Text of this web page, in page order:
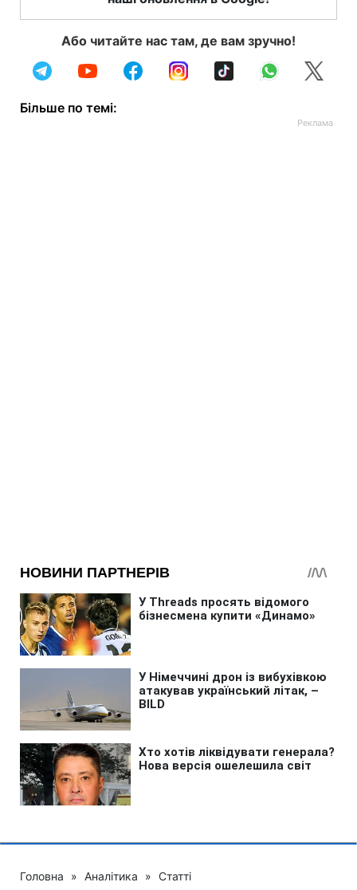
Або читайте нас там, де вам зручно!
Більше по темі:
Головна » Аналітика » Статті